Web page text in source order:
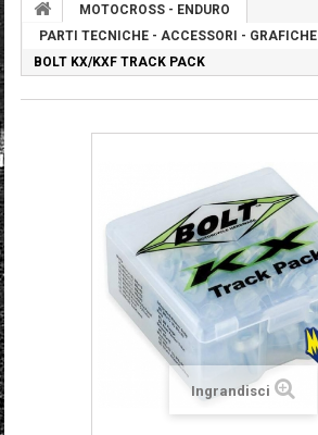
MOTOCROSS - ENDURO
PARTI TECNICHE - ACCESSORI - GRAFICHE
BOLT KX/KXF TRACK PACK
Ingrandisci